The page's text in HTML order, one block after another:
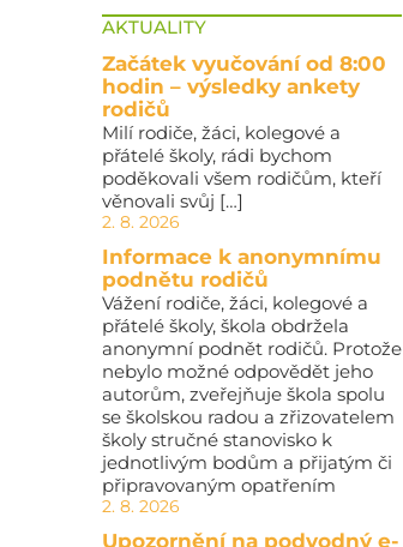
AKTUALITY
Začátek vyučování od 8:00
hodin – výsledky ankety
rodičů
Milí rodiče, žáci, kolegové a
přátelé školy, rádi bychom
poděkovali všem rodičům, kteří
věnovali svůj […]
2. 8. 2026
Informace k anonymnímu
podnětu rodičů
Vážení rodiče, žáci, kolegové a
přátelé školy, škola obdržela
anonymní podnět rodičů. Protože
nebylo možné odpovědět jeho
autorům, zveřejňuje škola spolu
se školskou radou a zřizovatelem
školy stručné stanovisko k
jednotlivým bodům a přijatým či
připravovaným opatřením
2. 8. 2026
Upozornění na podvodný e-